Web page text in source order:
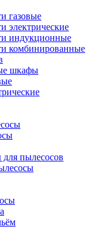
газовые
электрические
индукционные
комбинированные
шкафы
для пылесосов